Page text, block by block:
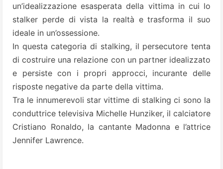
un’idealizzazione esasperata della vittima in cui lo
stalker perde di vista la realtà e trasforma il suo
ideale in un’ossessione.
In questa categoria di stalking, il persecutore tenta
di costruire una relazione con un partner idealizzato
e persiste con i propri approcci, incurante delle
risposte negative da parte della vittima.
Tra le innumerevoli star vittime di stalking ci sono la
conduttrice televisiva Michelle Hunziker, il calciatore
Cristiano Ronaldo, la cantante Madonna e l’attrice
Jennifer Lawrence.